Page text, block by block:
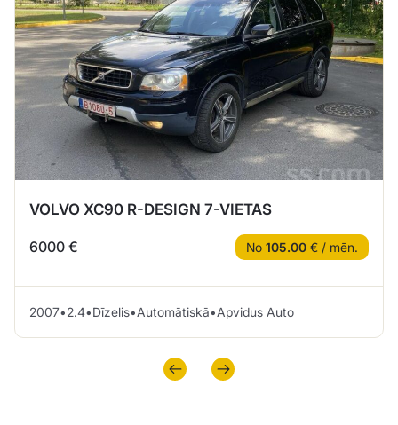
VOLVO XC90 R-DESIGN 7-VIETAS
6000 € No 105.00 € / mēn.
2007•2.4•Dīzelis•Automātiskā•Apvidus Auto